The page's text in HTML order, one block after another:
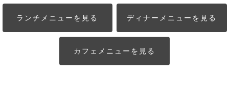
ランチメニューを見る ディナーメニューを見る
カフェメニューを見る